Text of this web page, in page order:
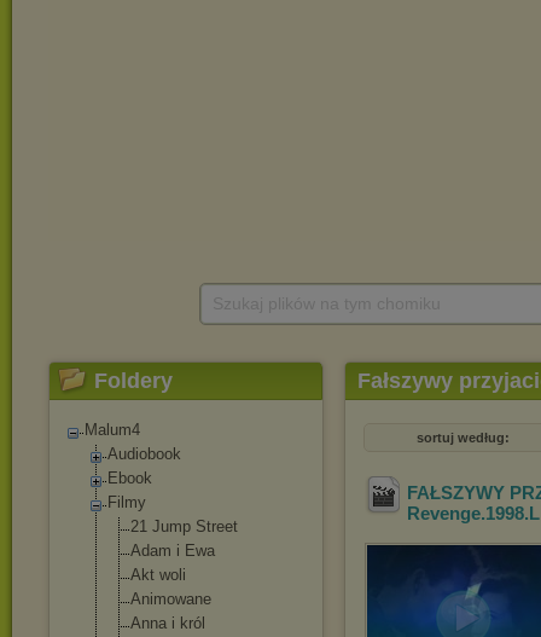
Foldery
Malum4
Audiobook
Ebook
Filmy
21 Jump Street
Adam i Ewa
Akt woli
Animowane
Anna i król
Fałszywy
sortuj według:
FAŁSZYWY